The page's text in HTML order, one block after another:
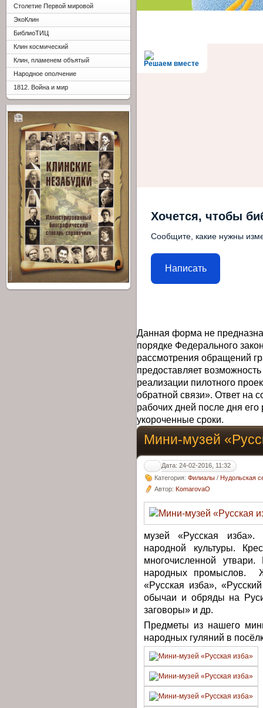
Решаем вместе
Хочется, чтобы
Сообщите, какие нужны
Написать
Данная форма не
порядке Федерального
рассмотрения обращений
предоставляет
реализации пилотного
обратной связи». Ответ на
рабочих дней после дня
укороченные сроки.
Мини-музей
Дата: 24-02-2016, 11:32
Категория: Филиалы / Нудольская
Автор: KomarovaO
музей «Русская
народной культуры.
многочисленной
народных промыслов.
«Русская изба»,
обычаи и обряды на
заговоры» и др.
Предметы из нашего
народных гуляний в
Столетие Первой мировой
ЭкоКлин
БиблиоТИЦ
Клин космический
Клин, пламенем объятый
Народное ополчение
1812. Война и мир